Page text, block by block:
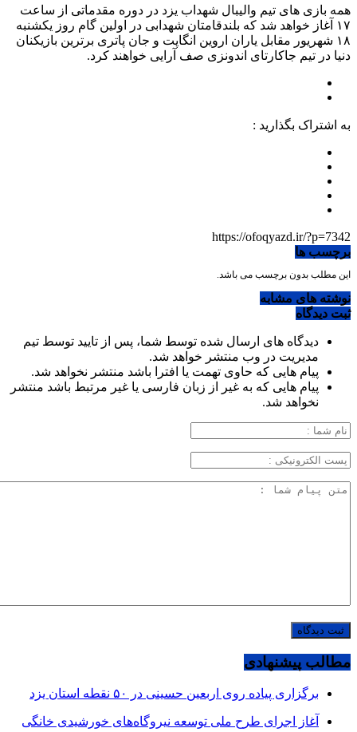
همه بازی های تیم والیبال شهداب یزد در دوره مقدماتی از ساعت
۱۷ آغاز خواهد شد که بلندقامتان شهدابی در اولین گام روز یکشنبه
۱۸ شهریور مقابل یاران اروین انگاپت و جان پاتری برترین بازیکنان
دنیا در تیم جاکارتای اندونزی صف آرایی خواهند کرد.
به اشتراک بگذارید :
https://ofoqyazd.ir/?p=7342
برچسب ها
این مطلب بدون برچسب می باشد.
نوشته های مشابه
ثبت دیدگاه
دیدگاه های ارسال شده توسط شما، پس از تایید توسط تیم
مدیریت در وب منتشر خواهد شد.
پیام هایی که حاوی تهمت یا افترا باشد منتشر نخواهد شد.
پیام هایی که به غیر از زبان فارسی یا غیر مرتبط باشد منتشر
نخواهد شد.
مطالب پیشنهادی
برگزاری پیاده روی اربعین حسینی در ۵۰ نقطه استان یزد
آغاز اجرای طرح ملی توسعه نیروگاه‌های خورشیدی خانگی